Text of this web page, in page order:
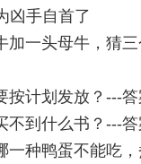
凶手自首了
加一头母牛，猜三
按计划发放？---
不到什么书？---
一种鸭蛋不能吃